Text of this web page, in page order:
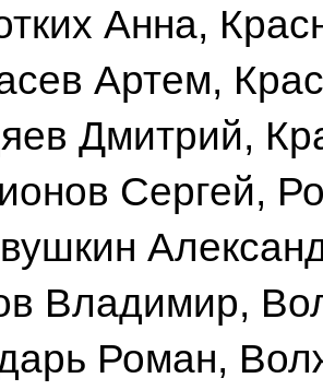
Анна,
Артем,
Дмитрий,
Сергей,
Владимир,
Роман,